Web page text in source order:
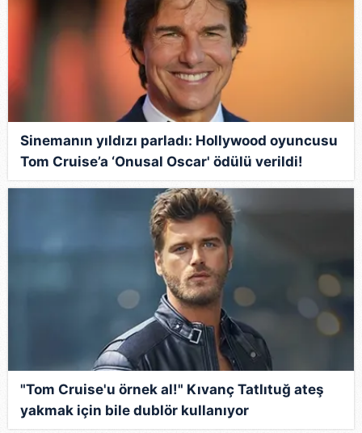
Sinemanın yıldızı parladı: Hollywood oyuncusu
Tom Cruise’a ‘Onusal Oscar' ödülü verildi!
"Tom Cruise'u örnek al!" Kıvanç Tatlıtuğ ateş
yakmak için bile dublör kullanıyor